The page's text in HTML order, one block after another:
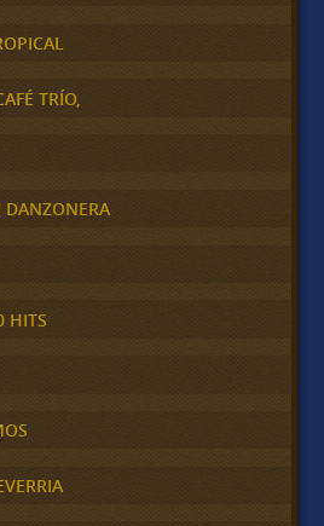
TRÍO,
DANZONERA
HITS